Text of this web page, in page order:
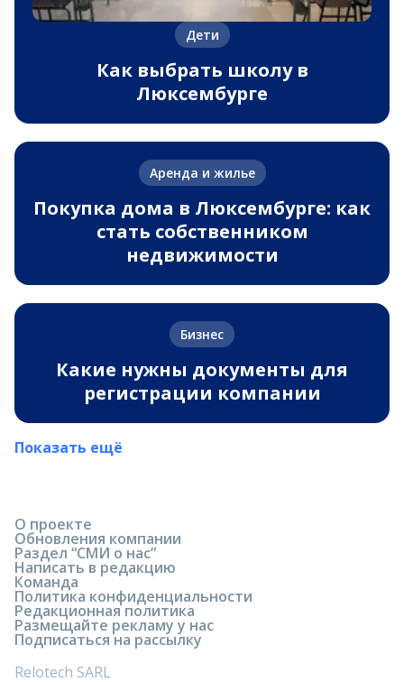
Дети
Как выбрать школу в
Люксембурге
Аренда и жилье
Покупка дома в Люксембурге: как
стать собственником
недвижимости
Бизнес
Какие нужны документы для
регистрации компании
Показать ещё
О проекте
Обновления компании
Раздел “СМИ о нас”
Написать в редакцию
Команда
Политика конфиденциальности
Редакционная политика
Размещайте рекламу у нас
Подписаться на рассылку
Relotech SARL